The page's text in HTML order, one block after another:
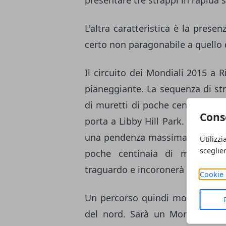
Cookie
L'altra caratteristica è la
certo non paragonabile a
Il circuito dei Mondiali 2015 a
pianeggiante. La sequenza di
di muretti di poche centinaia di
porta a Libby Hill Park. La
una pendenza massima del
poche centinaia di metri
traguardo e incoronerà i nuovi
Un percorso quindi molto
del nord. Sarà un Mondiale